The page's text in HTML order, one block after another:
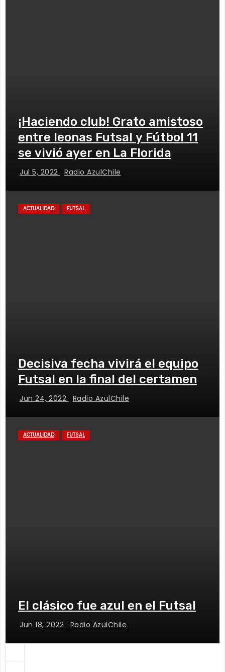
¡Haciendo club! Grato amistoso
entre leonas Futsal y Fútbol 11
se vivió ayer en La Florida
Jul 5, 2022 Radio AzulChile
ACTUALIDAD FUTSAL
Decisiva fecha vivirá el equipo
Futsal en la final del certamen
Jun 24, 2022 Radio AzulChile
ACTUALIDAD FUTSAL
El clásico fue azul en el Futsal
Jun 18, 2022 Radio AzulChile